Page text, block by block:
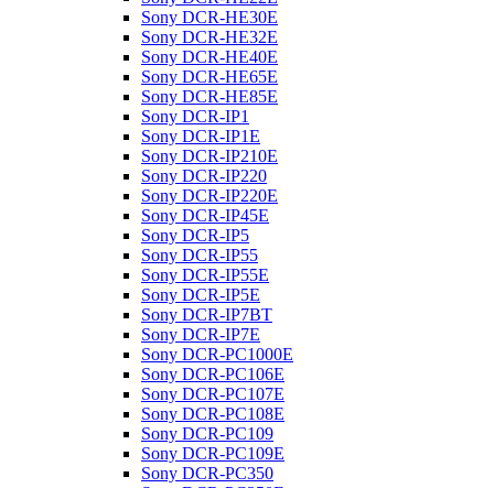
Sony DCR-HE30E
Sony DCR-HE32E
Sony DCR-HE40E
Sony DCR-HE65E
Sony DCR-HE85E
Sony DCR-IP1
Sony DCR-IP1E
Sony DCR-IP210E
Sony DCR-IP220
Sony DCR-IP220E
Sony DCR-IP45E
Sony DCR-IP5
Sony DCR-IP55
Sony DCR-IP55E
Sony DCR-IP5E
Sony DCR-IP7BT
Sony DCR-IP7E
Sony DCR-PC1000E
Sony DCR-PC106E
Sony DCR-PC107E
Sony DCR-PC108E
Sony DCR-PC109
Sony DCR-PC109E
Sony DCR-PC350